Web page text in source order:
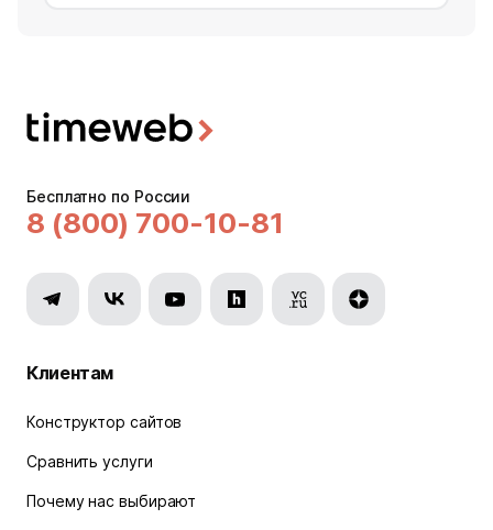
Бесплатно по России
8 (800) 700-10-81
Клиентам
Конструктор сайтов
Сравнить услуги
Почему нас выбирают